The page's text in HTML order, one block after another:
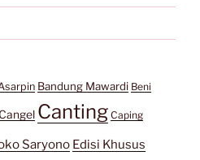
Bandung Mawardi Beni
Cangel Canting Caping
Saryono Edisi Khusus